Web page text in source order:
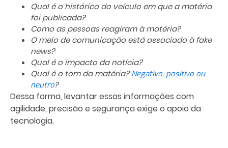
Qual é o histórico do veículo em que a matéria
foi publicada?
Como as pessoas reagiram à matéria?
O meio de comunicação está associado à fake
news?
Qual é o impacto da notícia?
Qual é o tom da matéria? Negativo, positivo ou
neutro?
Dessa forma, levantar essas informações com
agilidade, precisão e segurança exige o apoio da
tecnologia.